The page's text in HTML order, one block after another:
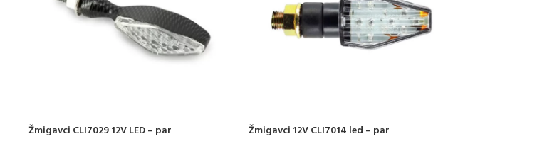
Žmigavci CLI7029 12V LED – par Žmigavci 12V CLI7014 led – par